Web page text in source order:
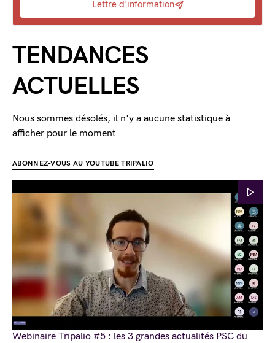
Lettre d'information
TENDANCES
ACTUELLES
Nous sommes désolés, il n'y a aucune statistique à
afficher pour le moment
ABONNEZ-VOUS AU YOUTUBE TRIPALIO
Webinaire Tripalio #5 : les 3 grandes actualités PSC du